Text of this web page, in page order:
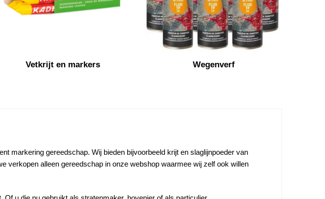
Vetkrijt en markers Wegenverf
markering gereedschap. Wij bieden bijvoorbeeld krijt en slaglijnpoeder van
verkopen alleen gereedschap in onze webshop waarmee wij zelf ook willen